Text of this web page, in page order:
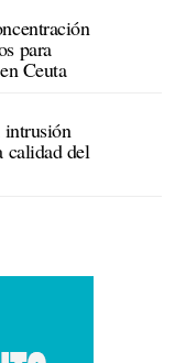
para
Ceuta
calidad del